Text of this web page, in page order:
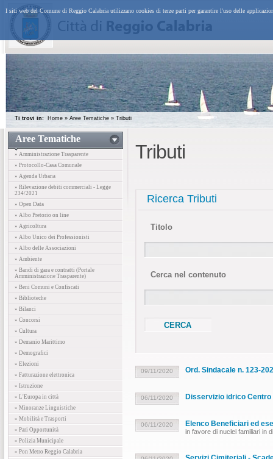
I siti web del Comune di Reggio Calabria utilizzano cookies di terze parti per garantire l'uso delle
Ti trovi in: Home » Aree Tematiche » Tributi
Aree Tematiche
» Amministrazione Trasparente
» Protocollo-Casa Comunale
» Agenda Urbana
» Rilevazione debiti commerciali - Legge
234/2021
» Open Data
» Albo Pretorio on line
» Agricoltura
» Albo Unico dei Professionisti
» Albo delle Associazioni
» Ambiente
» Bandi di gara e contratti (Portale
Amministrazione Trasparente)
» Beni Comuni e Confiscati
» Biblioteche
» Bilanci
» Concorsi
» Cultura
» Demanio Marittimo
» Demografici
» Elezioni
» Fatturazione elettronica
» Istruzione
» L'Europa in città
» Minoranze Linguistiche
» Mobilità e Trasporti
» Pari Opportunità
» Polizia Municipale
» Pon Metro Reggio Calabria
Tributi
Ricerca Tributi
Titolo
Cerca nel contenuto
09/11/2020 Ord. Sindacale n. 123-
06/11/2020 Disservizio idrico
06/11/2020 Elenco Beneficiari ed
in favore di nuclei familiari in